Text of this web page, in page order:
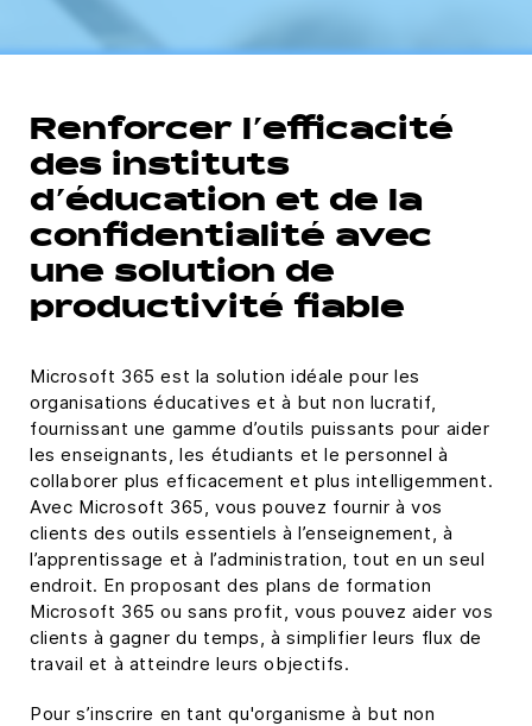
Renforcer l’efficacité
des instituts
d’éducation et de la
confidentialité avec
une solution de
productivité fiable
Microsoft 365 est la solution idéale pour les
organisations éducatives et à but non lucratif,
fournissant une gamme d’outils puissants pour aider
les enseignants, les étudiants et le personnel à
collaborer plus efficacement et plus intelligemment.
Avec Microsoft 365, vous pouvez fournir à vos
clients des outils essentiels à l’enseignement, à
l’apprentissage et à l’administration, tout en un seul
endroit. En proposant des plans de formation
Microsoft 365 ou sans profit, vous pouvez aider vos
clients à gagner du temps, à simplifier leurs flux de
travail et à atteindre leurs objectifs.
Pour s’inscrire en tant qu'organisme à but non